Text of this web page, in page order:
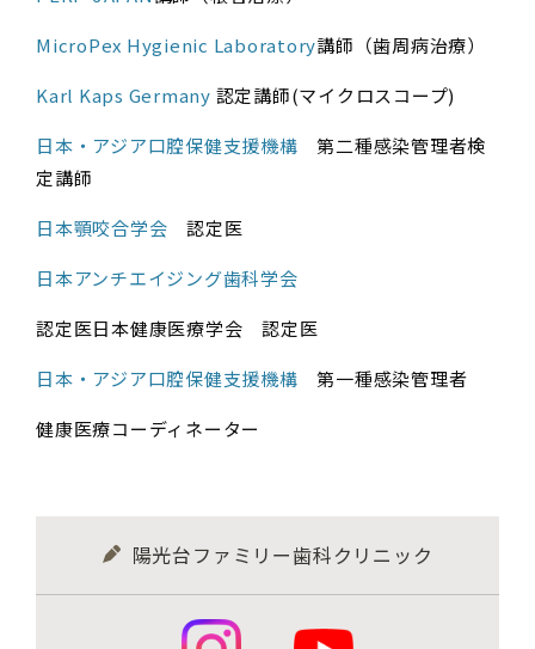
MicroPe​x Hygienic Laboratory講師（歯周病治療）
Karl Kaps Germany 認定講師(マイクロスコープ)
日本・アジア口腔保健支援機構 第二種感染管理者検
定講師
日本顎咬合学会 認定医
日本アンチエイジング歯科学会
認定医日本健康医療学会 認定医
日本・アジア口腔保健支援機構 第一種感染管理者
健康医療コーディネーター
陽光台ファミリー歯科クリニック